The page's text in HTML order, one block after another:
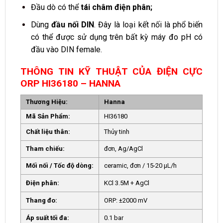
Đầu dò có thểtái châm điện phân;
Dùngđầu nối DIN. Đây là loại kết nối là phổ biến
có thể được sử dụng trên bất kỳ máy đo pH có
đầu vào DIN female.
THÔNG TIN KỸ THUẬT CỦA ĐIỆN CỰC
ORP HI36180 – HANNA
Thương Hiệu:
Hanna
Mã Sản Phẩm:
HI36180
Chất liệu thân: Thủy tinh
Tham chiếu: đơn, Ag/AgCl
Mối nối / Tốc độ dòng: ceramic, đơn / 15-20 μL/h
Điện phân: KCl 3.5M + AgCl
Thang đo: ORP: ±2000 mV
Áp suất tối đa: 0.1 bar